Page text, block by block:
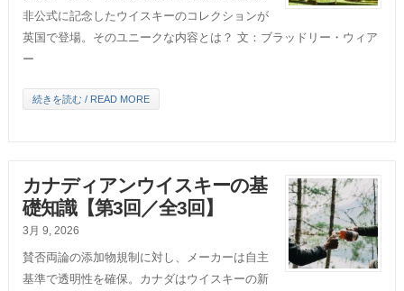
非公式に記念したウイスキーのコレクションが
英国で登場。そのユニークな内容とは？ 文：ブラッドリー・ウィア
ー
続きを読む / READ MORE
カナディアンウイスキーの基
礎知識【第3回／全3回】
3月 9, 2026
賛否両論の添加物規制に対し、メーカーは自主
基準で透明性を確保。カナダはウイスキーの新